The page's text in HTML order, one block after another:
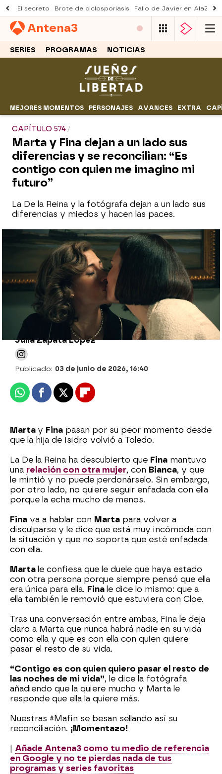
El secreto Brote de ciclosporiasis Fallo de Javier en AlaZ
Antena3
SERIES PROGRAMAS NOTICIAS
MEJORES MOMENTOS PERSONAJES AVANCES EXTRA
CAPÍTULO 574
Marta y Fina dejan a un lado sus
diferencias y se reconcilian: “Es
contigo con quien me imagino mi
futuro”
La De la Reina y la fotógrafa dejan a un lado sus
diferencias y miedos y hacen las paces.
Fina se derrumba ante Marta y decide
marcharse de casa: "Siento que os he
traicionado a las dos"
Julia Zapata López
Publicado: 03 de junio de 2026, 16:40
WhatsappFacebook
X Flipboard
Marta y Fina pasan por su peor momento desde
que la hija de Isidro volvió a Toledo.
La De la Reina ha descubierto que Fina mantuvo
una relación con otra mujer, con Bianca, y que
le mintió y no puede perdonárselo. Sin embargo,
por otro lado, no quiere seguir enfadada con ella
porque la echa mucho de menos.
Fina va a hablar con Marta para volver a
disculparse y le dice que está muy incómoda con
la situación y que no soporta que esté enfadada
con ella.
Marta le confiesa que le duele que haya estado
con otra persona porque siempre pensó que ella
era única para ella. Fina le dice lo mismo: que a
ella también le removió que estuviera con Cloe.
Tras una conversación entre ambas, Fina le deja
claro a Marta que nunca habrá nadie en su vida
como ella y que es con ella con quien quiere
pasar el resto de su vida.
“Contigo es con quien quiero pasar el resto de
las noches de mi vida”, le dice la fotógrafa
añadiendo que la quiere mucho y Marta le
responde que ella la quiere más.
Nuestras #Mafin se besan sellando así su
reconciliación. ¡Momentazo!
Añade Antena3 como tu medio de referencia
en Google y no te pierdas nada de tus
programas y series favoritas